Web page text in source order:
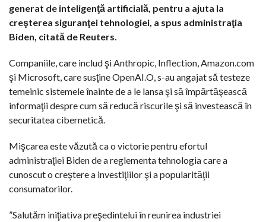
generat de inteligenţă artificială, pentru a ajuta la
creşterea siguranţei tehnologiei, a spus administraţia
Biden, citată de Reuters.
Companiile, care includ şi Anthropic, Inflection, Amazon.com
şi Microsoft, care susţine OpenAI.O, s-au angajat să testeze
temeinic sistemele înainte de a le lansa şi să împărtăşească
informaţii despre cum să reducă riscurile şi să investească în
securitatea cibernetică.
Mişcarea este văzută ca o victorie pentru efortul
administraţiei Biden de a reglementa tehnologia care a
cunoscut o creştere a investiţiilor şi a popularităţii
consumatorilor.
”Salutăm iniţiativa preşedintelui în reunirea industriei